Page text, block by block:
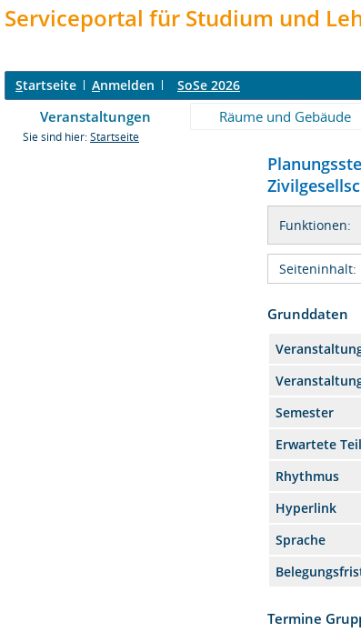
Serviceportal für Studium und
Startseite Anmelden SoSe 2026
Veranstaltungen Räume und Gebäude
Sie sind hier: Startseite
Funktionen:
Seiteninhalt:
Grunddaten
Semester
Erwartete
Rhythmus
Hyperlink
Sprache
Termine